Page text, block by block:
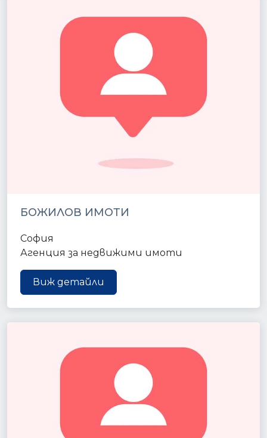
БОЖИЛОВ ИМОТИ
София
Агенция за недвижими имоти
Виж детайли